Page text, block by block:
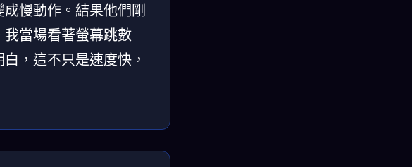
慢動作。結果他們剛
當場看著螢幕跳數
，這不只是速度快，